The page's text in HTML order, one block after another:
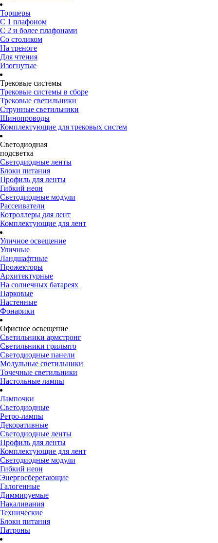
Торшеры
С 1 плафоном
С 2 и более плафонами
Со столиком
На треноге
Для чтения
Изогнутые
Трековые системы
Трековые системы в сборе
Трековые светильники
Струнные светильники
Шинопроводы
Комплектующие для трековых систем
Светодиодная
подсветка
Светодиодные ленты
Блоки питания
Профиль для ленты
Гибкий неон
Светодиодные модули
Рассеиватели
Котроллеры для лент
Комплектующие для лент
Уличное освещение
Уличные
Ландшафтные
Прожекторы
Архитектурные
На солнечных батареях
Парковые
Настенные
Фонарики
Офисное освещение
Светильники армстронг
Светильники грильято
Светодиодные панели
Модульные светильники
Точечные светильники
Настольные лампы
Лампочки
Светодиодные
Ретро-лампы
Декоративные
Светодиодные ленты
Профиль для ленты
Комплектующие для лент
Светодиодные модули
Гибкий неон
Энергосберегающие
Галогенные
Диммируемые
Накаливания
Технические
Блоки питания
Патроны